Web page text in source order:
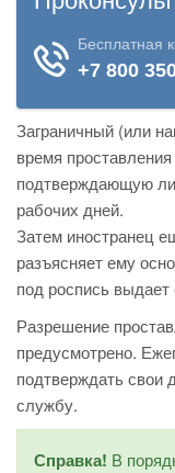
Заграничный (или
время
подтверждающую
рабочих дней.
Затем иностранец
разъясняет ему
под роспись
Разрешение
предусмотрено.
подтверждать свои
службу.
Справка! В